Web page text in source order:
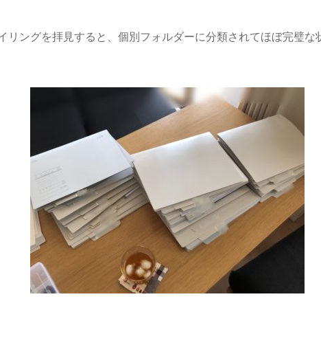
リングを拝見すると、個別フォルダーに分類されてほぼ完璧な